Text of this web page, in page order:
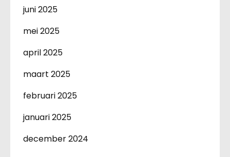
juni 2025
mei 2025
april 2025
maart 2025
februari 2025
januari 2025
december 2024